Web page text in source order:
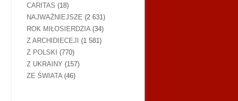
CARITAS (18)
NAJWAŻNIEJSZE (2 631)
ROK MIŁOSIERDZIA(34)
Z ARCHIDIECEJI (1 581)
Z POLSKI (770)
Z UKRAINY (157)
ZE ŚWIATA(46)